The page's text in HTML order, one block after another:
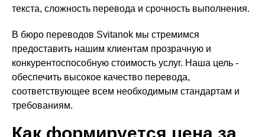
текста, сложность перевода и срочность выполнения.
В бюро переводов Svitanok мы стремимся
предоставить нашим клиентам прозрачную и
конкурентоспособную стоимость услуг. Наша цель -
обеспечить высокое качество перевода,
соответствующее всем необходимым стандартам и
требованиям.